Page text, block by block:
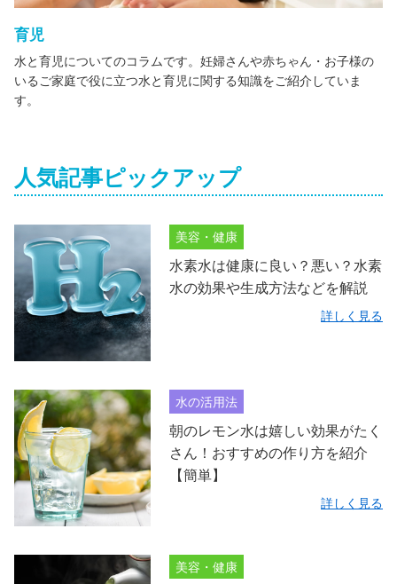
育児
水と育児についてのコラムです。妊婦さんや赤ちゃん・お子様の
いるご家庭で役に立つ水と育児に関する知識をご紹介していま
す。
人気記事ピックアップ
美容・健康
水素水は健康に良い？悪い？水素
水の効果や生成方法などを解説
詳しく見る
水の活用法
朝のレモン水は嬉しい効果がたく
さん！おすすめの作り方を紹介
【簡単】
詳しく見る
美容・健康